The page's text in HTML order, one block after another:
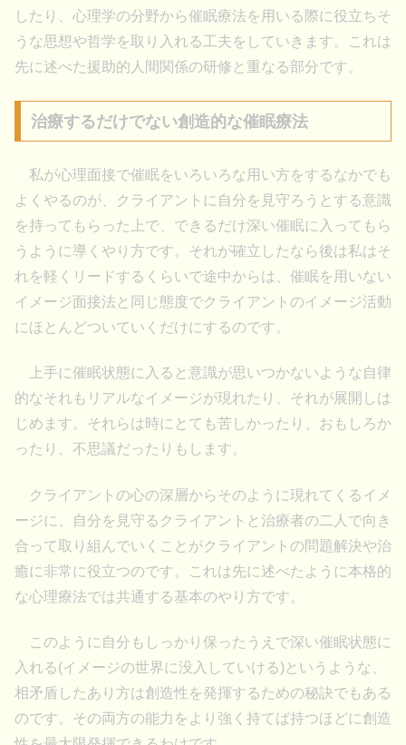
したり、心理学の分野から催眠療法を用いる際に役立ちそ
うな思想や哲学を取り入れる工夫をしていきます。これは
先に述べた援助的人間関係の研修と重なる部分です。
治療するだけでない創造的な催眠療法
私が心理面接で催眠をいろいろな用い方をするなかでも
よくやるのが、クライアントに自分を見守ろうとする意識
を持ってもらった上で、できるだけ深い催眠に入ってもら
うように導くやり方です。それが確立したなら後は私はそ
れを軽くリードするくらいで途中からは、催眠を用いない
イメージ面接法と同じ態度でクライアントのイメージ活動
にほとんどついていくだけにするのです。
上手に催眠状態に入ると意識が思いつかないような自律
的なそれもリアルなイメージが現れたり、それが展開しは
じめます。それらは時にとても苦しかったり、おもしろか
ったり、不思議だったりもします。
クライアントの心の深層からそのように現れてくるイメ
ージに、自分を見守るクライアントと治療者の二人で向き
合って取り組んでいくことがクライアントの問題解決や治
癒に非常に役立つのです。これは先に述べたように本格的
な心理療法では共通する基本のやり方です。
このように自分もしっかり保ったうえで深い催眠状態に
入れる(イメージの世界に没入していける)というような、
相矛盾したあり方は創造性を発揮するための秘訣でもある
のです。その両方の能力をより強く持てば持つほどに創造